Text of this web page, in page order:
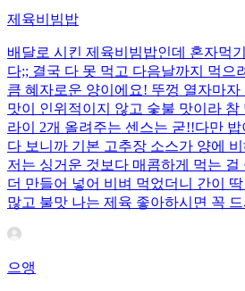
제육비빔밥
배달로 시킨 제육비빔밥인데 혼자먹
다;; 결국 다 못 먹고 다음날까지 먹으
큼 혜자로운 양이에요! 뚜껑 열자마자
맛이 인위적이지 않고 숯불 맛이라
라이 2개 올려주는 센스는 굳!! ​다만
다 보니까 기본 고추장 소스가 양에
저는 싱거운 것보다 매콤하게 먹는 걸
더 만들어 넣어 비벼 먹었더니 간이
많고 불맛 나는 제육 좋아하시면 꼭
으앵